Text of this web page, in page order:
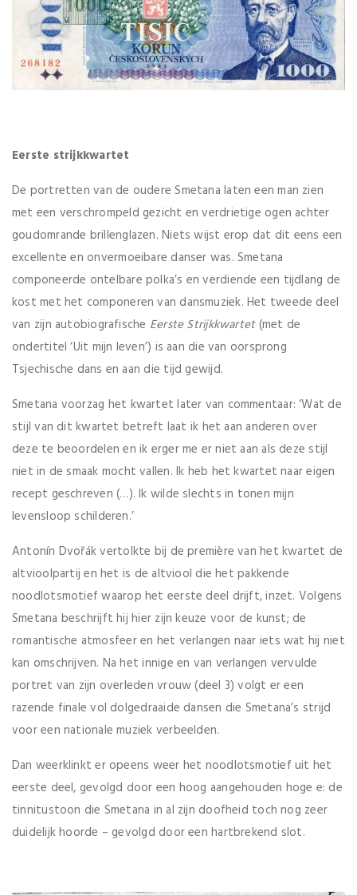
Eerste strijkkwartet
De portretten van de oudere Smetana laten een man zien
met een verschrompeld gezicht en verdrietige ogen achter
goudomrande brillenglazen. Niets wijst erop dat dit eens een
excellente en onvermoeibare danser was. Smetana
componeerde ontelbare polka’s en verdiende een tijdlang de
kost met het componeren van dansmuziek. Het tweede deel
van zijn autobiografische Eerste Strijkkwartet(met de
ondertitel ‘Uit mijn leven’) is aan die van oorsprong
Tsjechische dans en aan die tijd gewijd.
Smetana voorzag het kwartet later van commentaar: ‘Wat de
stijl van dit kwartet betreft laat ik het aan anderen over
deze te beoordelen en ik erger me er niet aan als deze stijl
niet in de smaak mocht vallen. Ik heb het kwartet naar eigen
recept geschreven (…). Ik wilde slechts in tonen mijn
levensloop schilderen.’
Antonín Dvořák vertolkte bij de première van het kwartet de
altvioolpartij en het is de altviool die het pakkende
noodlotsmotief waarop het eerste deel drijft, inzet. Volgens
Smetana beschrijft hij hier zijn keuze voor de kunst; de
romantische atmosfeer en het verlangen naar iets wat hij niet
kan omschrijven. Na het innige en van verlangen vervulde
portret van zijn overleden vrouw (deel 3) volgt er een
razende finale vol dolgedraaide dansen die Smetana’s strijd
voor een nationale muziek verbeelden.
Dan weerklinkt er opeens weer het noodlotsmotief uit het
eerste deel, gevolgd door een hoog aangehouden hoge e: de
tinnitustoon die Smetana in al zijn doofheid toch nog zeer
duidelijk hoorde – gevolgd door een hartbrekend slot.